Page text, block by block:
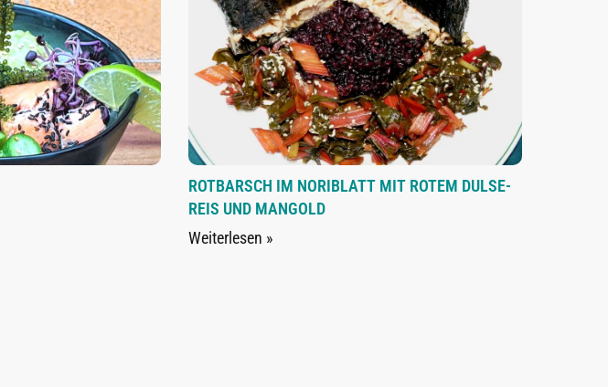
ROTBARSCH IM NORIBLATT MIT ROTEM DULSE-
REIS UND MANGOLD
Weiterlesen »